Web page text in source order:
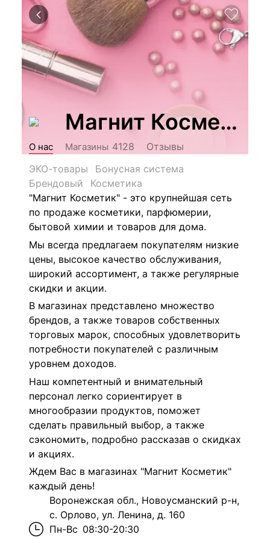
Магнит Косметик
О нас Магазины 4128
Отзывы
ЭКО-товары
Бонусная система
Брендовый
Косметика
"Магнит Косметик" - это крупнейшая сеть
по продаже косметики, парфюмерии,
бытовой химии и товаров для дома.
Мы всегда предлагаем покупателям низкие
цены, высокое качество обслуживания,
широкий ассортимент, а также регулярные
скидки и акции.
В магазинах представлено множество
брендов, а также товаров собственных
торговых марок, способных удовлетворить
потребности покупателей с различным
уровнем доходов.
Наш компетентный и внимательный
персонал легко сориентирует в
многообразии продуктов, поможет
сделать правильный выбор, а также
сэкономить, подробно рассказав о скидках
и акциях.
Ждем Вас в магазинах "Магнит Косметик"
каждый день!
Воронежская обл., Новоусманский р-н,
с. Орлово, ул. Ленина, д. 160
Пн-Вс 08:30-20:30